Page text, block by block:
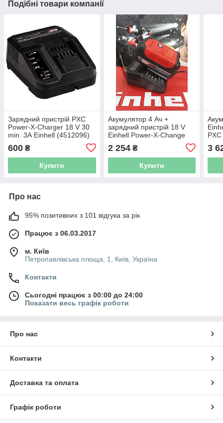
Подібні товари компанії
Зарядний пристрій PXC
Power-X-Charger 18 V 30
min. 3А Einhell (4512096)
600 ₴
Купити
Акумулятор 4 Ач +
зарядний пристрій 18 V
Einhell Power-X-Change
2 254₴
Купити
3
Про нас
95% позитивних з 101 відгука за рік
Працює з 06.03.2017
м. Київ
Петропавлівська площа, 1, Київ, Україна
Контакти
Сьогодні працює з 00:00 до 24:00
Показати весь графік роботи
Про нас
Контакти
Доставка та оплата
Графік роботи